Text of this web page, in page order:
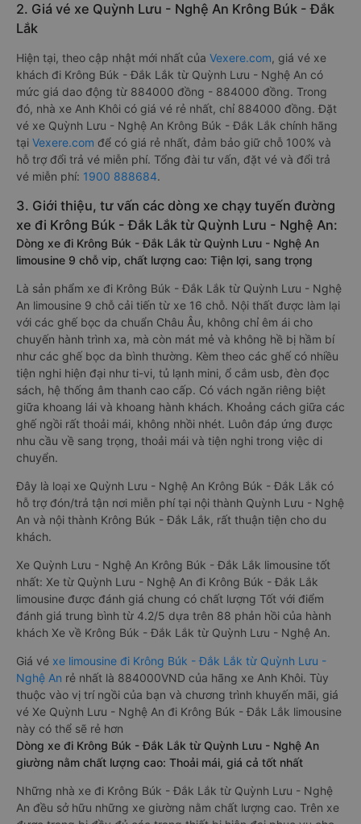
2. Giá vé xe Quỳnh Lưu - Nghệ An Krông Búk - Đắk
Lắk
Hiện tại, theo cập nhật mới nhất của Vexere.com, giá vé xe
khách đi Krông Búk - Đắk Lắk từ Quỳnh Lưu - Nghệ An có
mức giá dao động từ 884000 đồng - 884000 đồng. Trong
đó, nhà xe Anh Khôi có giá vé rẻ nhất, chỉ 884000 đồng. Đặt
vé xe Quỳnh Lưu - Nghệ An Krông Búk - Đắk Lắk chính hãng
tại Vexere.com để có giá rẻ nhất, đảm bảo giữ chỗ 100% và
hỗ trợ đổi trả vé miễn phí. Tổng đài tư vấn, đặt vé và đổi trả
vé miễn phí: 1900 888684.
3. Giới thiệu, tư vấn các dòng xe chạy tuyến đường
xe đi Krông Búk - Đắk Lắk từ Quỳnh Lưu - Nghệ An:
Dòng xe đi Krông Búk - Đắk Lắk từ Quỳnh Lưu - Nghệ An
limousine 9 chỗ vip, chất lượng cao: Tiện lợi, sang trọng
Là sản phẩm xe đi Krông Búk - Đắk Lắk từ Quỳnh Lưu - Nghệ
An limousine 9 chỗ cải tiến từ xe 16 chỗ. Nội thất được làm lại
với các ghế bọc da chuẩn Châu Âu, không chỉ êm ái cho
chuyến hành trình xa, mà còn mát mẻ và không hề bị hầm bí
như các ghế bọc da bình thường. Kèm theo các ghế có nhiều
tiện nghi hiện đại như ti-vi, tủ lạnh mini, ổ cắm usb, đèn đọc
sách, hệ thống âm thanh cao cấp. Có vách ngăn riêng biệt
giữa khoang lái và khoang hành khách. Khoảng cách giữa các
ghế ngồi rất thoải mái, không nhồi nhét. Luôn đáp ứng được
nhu cầu về sang trọng, thoải mái và tiện nghi trong việc di
chuyển.
Đây là loại xe Quỳnh Lưu - Nghệ An Krông Búk - Đắk Lắk có
hỗ trợ đón/trả tận nơi miễn phí tại nội thành Quỳnh Lưu - Nghệ
An và nội thành Krông Búk - Đắk Lắk, rất thuận tiện cho du
khách.
Xe Quỳnh Lưu - Nghệ An Krông Búk - Đắk Lắk limousine tốt
nhất: Xe từ Quỳnh Lưu - Nghệ An đi Krông Búk - Đắk Lắk
limousine được đánh giá chung có chất lượng Tốt với điểm
đánh giá trung bình từ 4.2/5 dựa trên 88 phản hồi của hành
khách Xe về Krông Búk - Đắk Lắk từ Quỳnh Lưu - Nghệ An.
Giá vé xe limousine đi Krông Búk - Đắk Lắk từ Quỳnh Lưu -
Nghệ An rẻ nhất là 884000VND của hãng xe Anh Khôi. Tùy
thuộc vào vị trí ngồi của bạn và chương trình khuyến mãi, giá
vé Xe Quỳnh Lưu - Nghệ An đi Krông Búk - Đắk Lắk limousine
này có thể sẽ rẻ hơn
Dòng xe đi Krông Búk - Đắk Lắk từ Quỳnh Lưu - Nghệ An
giường nằm chất lượng cao: Thoải mái, giá cả tốt nhất
Những nhà xe đi Krông Búk - Đắk Lắk từ Quỳnh Lưu - Nghệ
An đều sở hữu những xe giường nằm chất lượng cao. Trên xe